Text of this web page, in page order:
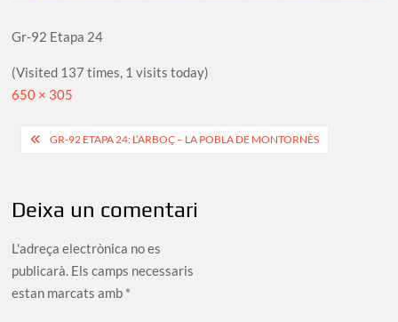
Gr-92 Etapa 24
(Visited 137 times, 1 visits today)
Full
650 × 305
Navegació
GR-92 ETAPA 24: L’ARBOÇ – LA POBLA DE MONTORNÈS
Deixa un comentari
L'adreça electrònica no es
publicarà. Els camps necessaris
estan marcats amb *